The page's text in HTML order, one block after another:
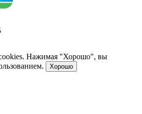
cookies. Нажимая "Хорошо", вы
Хорошо